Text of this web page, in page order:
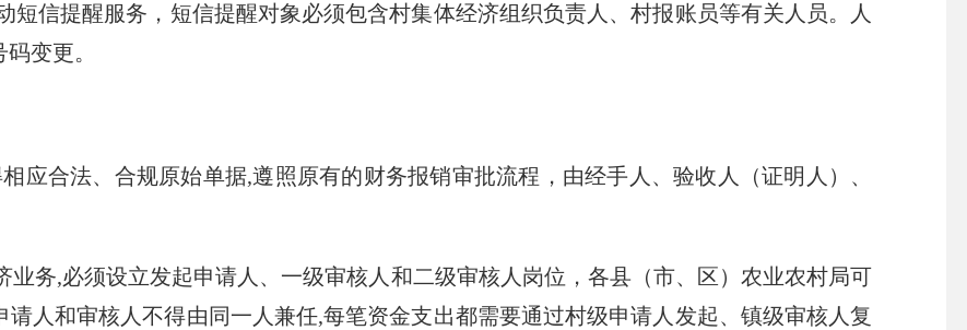
短信提醒服务，短信提醒对象必须包含村集体经济组织负责人、村报账员等有关人员。人
变更。
应合法、合规原始单据,遵照原有的财务报销审批流程，由经手人、验收人（证明人）、
业务,必须设立发起申请人、一级审核人和二级审核人岗位，各县（市、区）农业农村局可
请人和审核人不得由同一人兼任,每笔资金支出都需要通过村级申请人发起、镇级审核人复